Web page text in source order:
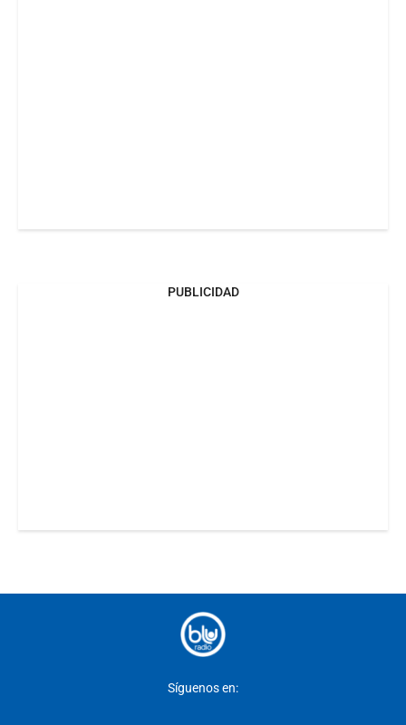
PUBLICIDAD
Síguenos en: